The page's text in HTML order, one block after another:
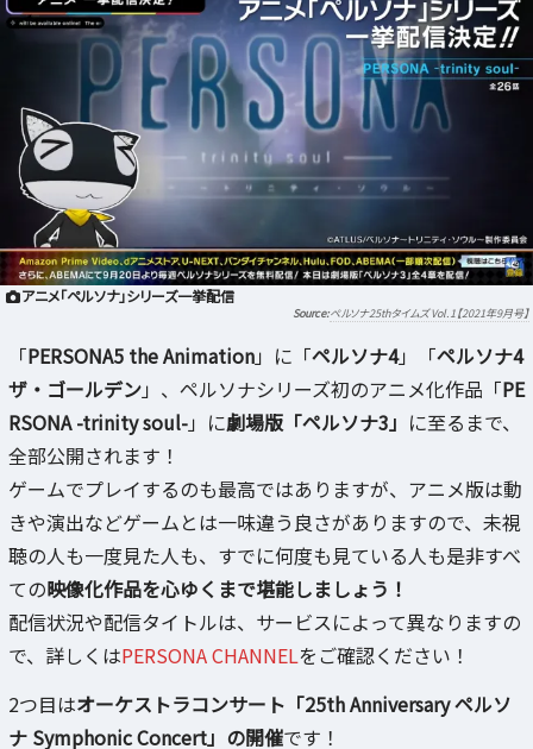
アニメ「ペルソナ」シリーズ一挙配信
ペルソナ25thタイムズ Vol.1【2021年9月号】
「PERSONA5 the Animation」に「ペルソナ4」「ペルソナ4
ザ・ゴールデン」、ペルソナシリーズ初のアニメ化作品「PE
RSONA -trinity soul-」に劇場版「ペルソナ3」 に至るまで、
全部公開されます！
ゲームでプレイするのも最高ではありますが、アニメ版は動
きや演出などゲームとは一味違う良さがありますので、未視
聴の人も一度見た人も、すでに何度も見ている人も是非すべ
ての映像化作品を心ゆくまで堪能しましょう！
配信状況や配信タイトルは、サービスによって異なりますの
で、詳しくはPERSONA CHANNELをご確認ください！
2つ目はオーケストラコンサート「25th Anniversary ペルソ
ナ Symphonic Concert」の開催です！